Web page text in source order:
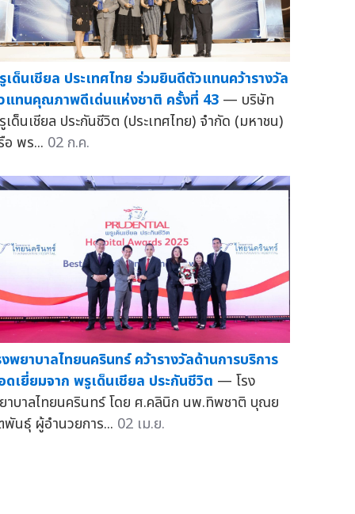
เด็นเชียล ประเทศไทย ร่วมยินดีตัวแทนคว้ารางวัล
แทนคุณภาพดีเด่นแห่งชาติ ครั้งที่ 43 — บริษัท
ด็นเชียล ประกันชีวิต (ประเทศไทย) จำกัด (มหาชน)
อ พร... 02 ก.ค.
งพยาบาลไทยนครินทร์ คว้ารางวัลด้านการบริการ
ดเยี่ยมจาก พรูเด็นเชียล ประกันชีวิต — โรง
าบาลไทยนครินทร์ โดย ศ.คลินิก นพ.ทิพชาติ บุณย
พันธุ์ ผู้อำนวยการ... 02 เม.ย.